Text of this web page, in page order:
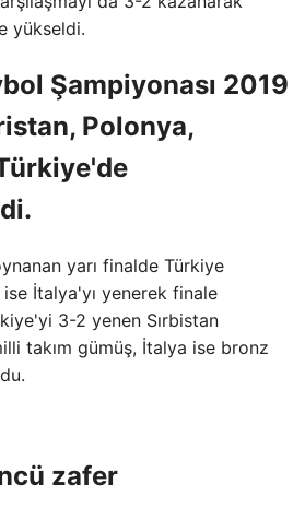
yükseldi.
Şampiyonası 2019
Polonya,
yarı finalde Türkiye
ise İtalya'yı yenerek finale
3-2 yenen Sırbistan
takım gümüş, İtalya ise bronz
zafer